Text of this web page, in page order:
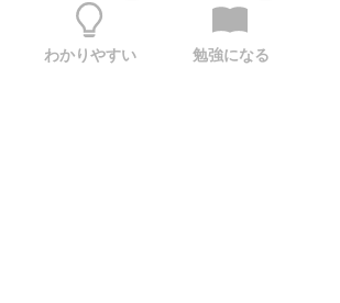
わかりやすい 勉強になる